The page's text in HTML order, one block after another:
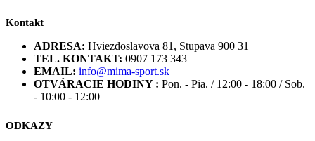
Kontakt
ADRESA: Hviezdoslavova 81, Stupava 900 31
TEL. KONTAKT: 0907 173 343
EMAIL: info@mima-sport.sk
OTVÁRACIE HODINY : Pon. - Pia. / 12:00 - 18:00 / Sob.
- 10:00 - 12:00
ODKAZY